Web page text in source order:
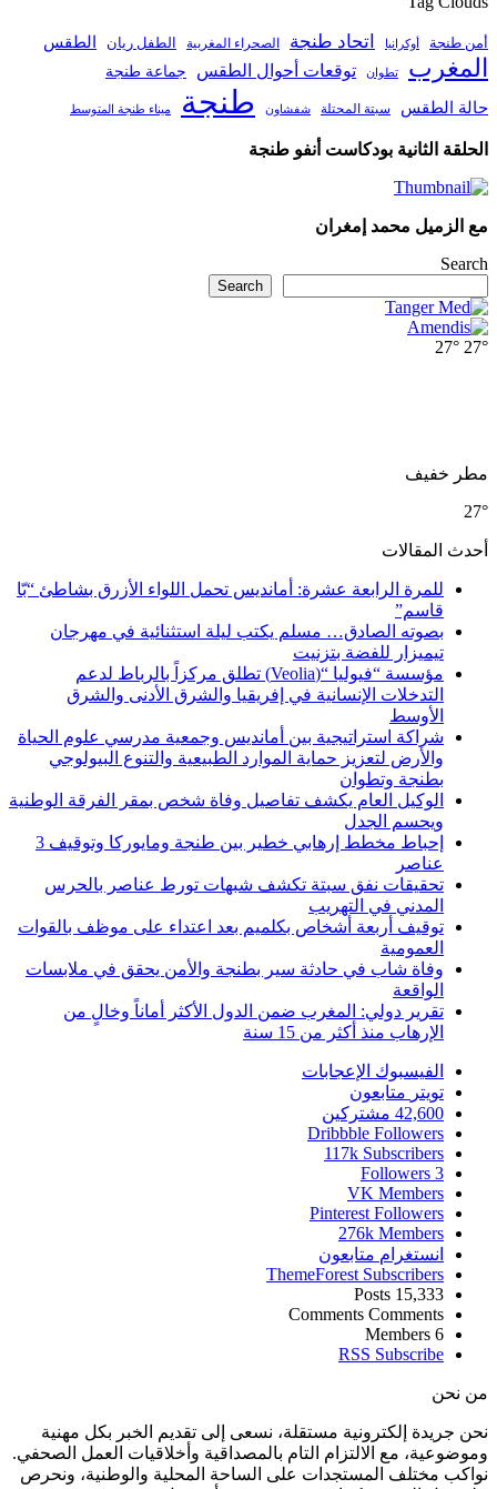
أمن طنجة أوكرانيا اتحاد طنجة الصحراء المغربية الطفل ريان الطقس
المغرب تطوان توقعات أحوال الطقس جماعة طنجة
حالة الطقس سبتة المحتلة شفشاون طنجة ميناء طنجة المتوسط
الحلقة الثانية بودكاست أنفو طنجة
مع الزميل محمد إمغران
Search
Search
27°
27°
مطر خفيف
27°
أحدث المقالات
للمرة الرابعة عشرة: أمانديس تحمل اللواء الأزرق بشاطئ “بّا
قاسم”
بصوته الصادق… مسلم يكتب ليلة استثنائية في مهرجان
تيميزار للفضة بتزنيت
مؤسسة “فيوليا “(Veolia) تطلق مركزاً بالرباط لدعم
التدخلات الإنسانية في إفريقيا والشرق الأدنى والشرق
الأوسط
شراكة استراتيجية بين أمانديس وجمعية مدرسي علوم الحياة
والأرض لتعزيز حماية الموارد الطبيعية والتنوع البيولوجي
بطنجة وتطوان
الوكيل العام يكشف تفاصيل وفاة شخص بمقر الفرقة الوطنية
ويحسم الجدل
إحباط مخطط إرهابي خطير بين طنجة ومايوركا وتوقيف 3
عناصر
تحقيقات نفق سبتة تكشف شبهات تورط عناصر بالحرس
المدني في التهريب
توقيف أربعة أشخاص بكلميم بعد اعتداء على موظف بالقوات
العمومية
وفاة شاب في حادثة سير بطنجة والأمن يحقق في ملابسات
الواقعة
تقرير دولي: المغرب ضمن الدول الأكثر أماناً وخالٍ من
الإرهاب منذ أكثر من 15 سنة
الفيسبوك الإعجابات
تويتر متابعون
42,600 مشتركين
Dribbble Followers
117k Subscribers
3
Followers
VK Members
Pinterest Followers
276k Members
انستغرام متابعون
ThemeForest Subscribers
15,333
Posts
Comments Comments
6
Members
RSS Subscribe
من نحن
نحن جريدة إلكترونية مستقلة، نسعى إلى تقديم الخبر بكل مهنية
وموضوعية، مع الالتزام التام بالمصداقية وأخلاقيات العمل الصحفي.
نواكب مختلف المستجدات على الساحة المحلية والوطنية، ونحرص